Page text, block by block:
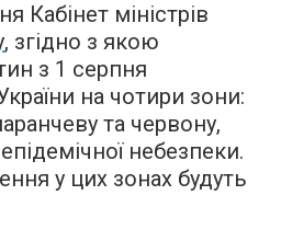
Кабінет міністрів
, згідно з якою
з 1 серпня
на чотири зони:
та червону,
небезпеки.
у цих зонах будуть